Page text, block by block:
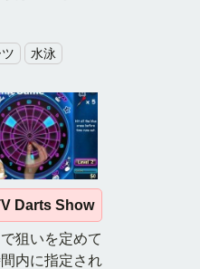
水泳
Darts Show
狙いを定めて
内に指定され